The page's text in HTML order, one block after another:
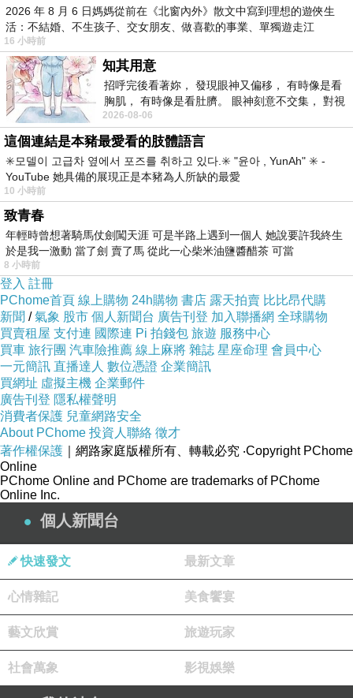
臉書Po此圖過後，台南市銀樓業職業工會蘇啟
松前理事長來電告知，蒜頭師的好多金工用具後
代因不再從事此業，也都被他保留並整理後，收
藏於”天冠美學館”為借展。台南國家歷史博物館
的書店裡，看到一本
《圖解台灣行業神明圖鑑：台南體傳統工藝》書
籍的裡邊，多有訪問專門承製神明頭冠飾品的蘇
前理事長，對於「行業神」相當了解之故，並表
示金工文化恐有斷層的認知為他人所不及。
2026 年 8 月 6 日媽媽從前在《北窗內外》散文中寫到理想的遊俠生
活：不結婚、不生孩子、交女朋友、做喜歡的事業、單獨遊走江
湖⋯⋯，
16 小時前
知其用意
招呼完後看著妳， 發現眼神又偏移， 有時像是看
胸肌， 有時像是看肚臍。 眼神刻意不交集， 對視
視線不對齊， 讓我很難不
2026-08-06
這個連結是本豬最愛看的肢體語言
✳️모델이 고급차 옆에서 포즈를 취하고 있다.✳️ "윤아 , YunAh" ✳️ -
YouTube 她具備的展現正是本豬為人所缺的最愛
10 小時前
致青春
年輕時曾想著騎馬仗劍闖天涯 可是半路上遇到一個人 她說要許我終生
於是我一激動 當了劍 賣了馬 從此一心柴米油鹽醬醋茶 可當
8 小時前
登入 註冊
PChome首頁 線上購物 24h購物 書店 露天拍賣 比比昂代購
新聞 /氣象 股市 個人新聞台 廣告刊登 加入聯播網 全球購物
買賣租屋 支付連 國際連 Pi 拍錢包 旅遊 服務中心
買車 旅行團 汽車險推薦 線上麻將 雜誌 星座命理 會員中心
一元簡訊 直播達人 數位憑證 企業簡訊
買網址 虛擬主機 企業郵件
廣告刊登 隱私權聲明
消費者保護 兒童網路安全
About PChome 投資人聯絡 徵才
著作權保護 ｜網路家庭版權所有、轉載必究 ‧Copyright PChome
Online
PChome Online and PChome are trademarks of PChome
Online Inc.
個人新聞台
快速發文 最新文章
心情雜記 美食饗宴
藝文欣賞 旅遊玩家
社會萬象 影視娛樂